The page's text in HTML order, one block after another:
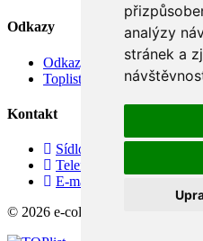
analýzy
stránek a
Odkazy
Odkazy
Toplist
Kontakt
Sídlo firmy: Boženy
Telefon: +420 608 449 590
E-mail: info@e-color.cz
© 2026 e-color.cz